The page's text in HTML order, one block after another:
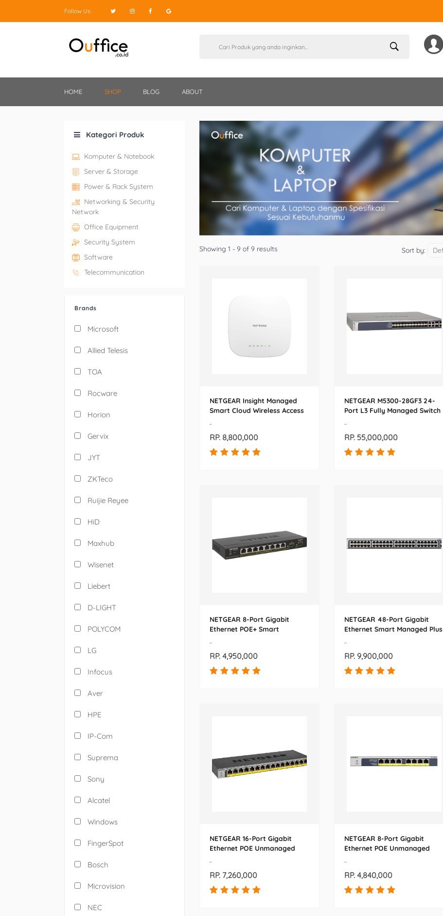
Follow Us:
HOME SHOP BLOG ABOUT
Kategori Produk
Komputer & Notebook
Server & Storage
Power & Rack System
Networking & Security
Network
Office Equipment
Security System
Software
Telecommunication
Brands
Microsoft
Allied Telesis
TOA
Rocware
Horion
Gervix
JYT
ZKTeco
Ruijie Reyee
HiD
Maxhub
Wisenet
Liebert
D-LIGHT
POLYCOM
LG
Infocus
Aver
HPE
IP-Com
Suprema
Sony
Alcatel
Windows
FingerSpot
Bosch
Microvision
NEC
Showing 1 - 9 of 9 results Sort by:
NETGEAR Insight Managed
Smart Cloud Wireless Access
-
RP. 8,800,000
NETGEAR M5300-28GF3 24-
Port L3 Fully Managed Switch
-
RP. 55,000,000
NETGEAR 8-Port Gigabit
Ethernet POE+ Smart
-
RP. 4,950,000
NETGEAR 48-Port Gigabit
Ethernet Smart Managed Plus
-
RP. 9,900,000
NETGEAR 16-Port Gigabit
Ethernet POE Unmanaged
-
RP. 7,260,000
NETGEAR 8-Port Gigabit
Ethernet POE Unmanaged
-
RP. 4,840,000